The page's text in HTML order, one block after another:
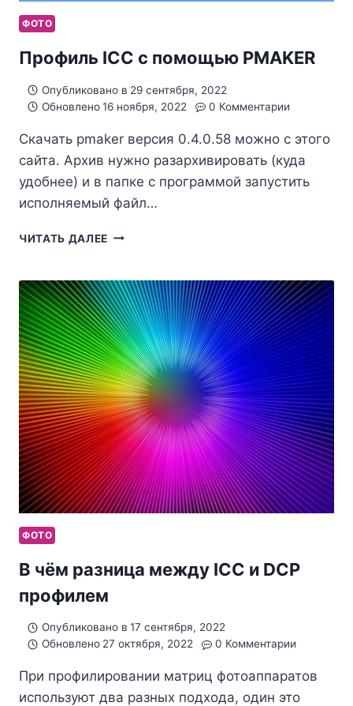
ФОТО
Профиль ICC с помощью PMAKER
Опубликовано в 29 сентября, 2022
Обновлено 16 ноября, 2022 0 Комментарии
Скачать pmaker версия 0.4.0.58 можно с этого
сайта. Архив нужно разархивировать (куда
удобнее) и в папке с программой запустить
исполняемый файл…
ЧИТАТЬ ДАЛЕЕ ПРОФИЛЬ
ПОМОЩЬЮ
PMAKER
ФОТО
В чём разница между ICC и DCP
профилем
Опубликовано в 17 сентября, 2022
Обновлено 27 октября, 2022 0 Комментарии
При профилировании матриц фотоаппаратов
используют два разных подхода, один это